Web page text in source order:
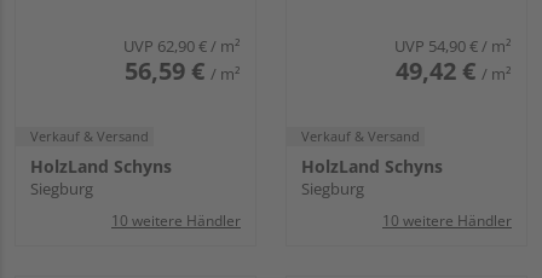
UVP 62,90 €/ m²
56,59 € / m²
Verkauf & Versand
HolzLand Schyns
Siegburg
10 weitere Händler
UVP 54,90 €/ m²
49,42 € / m²
Verkauf & Versand
HolzLand Schyns
Siegburg
10 weitere Händler